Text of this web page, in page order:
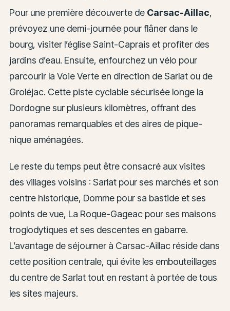
Pour une première découverte de Carsac-Aillac,
prévoyez une demi-journée pour flâner dans le
bourg, visiter l’église Saint-Caprais et profiter des
jardins d’eau. Ensuite, enfourchez un vélo pour
parcourir la Voie Verte en direction de Sarlat ou de
Groléjac. Cette piste cyclable sécurisée longe la
Dordogne sur plusieurs kilomètres, offrant des
panoramas remarquables et des aires de pique-
nique aménagées.
Le reste du temps peut être consacré aux visites
des villages voisins : Sarlat pour ses marchés et son
centre historique, Domme pour sa bastide et ses
points de vue, La Roque-Gageac pour ses maisons
troglodytiques et ses descentes en gabarre.
L’avantage de séjourner à Carsac-Aillac réside dans
cette position centrale, qui évite les embouteillages
du centre de Sarlat tout en restant à portée de tous
les sites majeurs.